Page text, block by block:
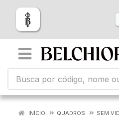
INÍCIO QUADROS
SEM